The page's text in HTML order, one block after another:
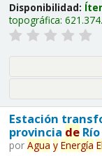
Disponibilidad:
topográfica:
Estación
provincia de
por Agua y Energía